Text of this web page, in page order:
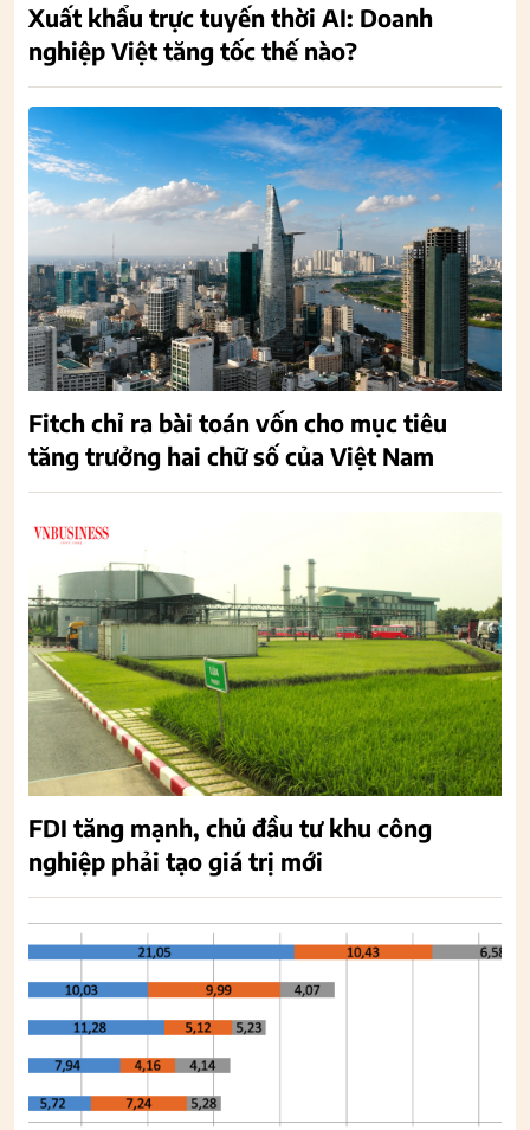
Xuất khẩu trực tuyến thời AI: Doanh
nghiệp Việt tăng tốc thế nào?
Fitch chỉ ra bài toán vốn cho mục tiêu
tăng trưởng hai chữ số của Việt Nam
FDI tăng mạnh, chủ đầu tư khu công
nghiệp phải tạo giá trị mới